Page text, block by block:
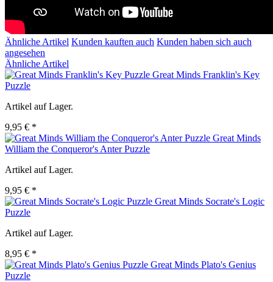
Ähnliche Artikel Kunden kauften auch Kunden haben sich auch
angesehen
Ähnliche Artikel
Great Minds Franklin's Key
Puzzle
Artikel auf Lager.
9,95 € *
Great Minds
William the Conqueror's Anter Puzzle
Artikel auf Lager.
9,95 € *
Great Minds Socrate's Logic
Puzzle
Artikel auf Lager.
8,95 € *
Great Minds Plato's Genius
Puzzle